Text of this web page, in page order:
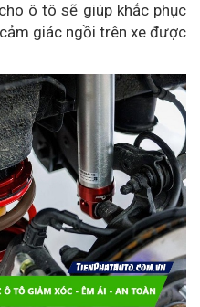
ô tô sẽ giúp khắc phục
giác ngồi trên xe được